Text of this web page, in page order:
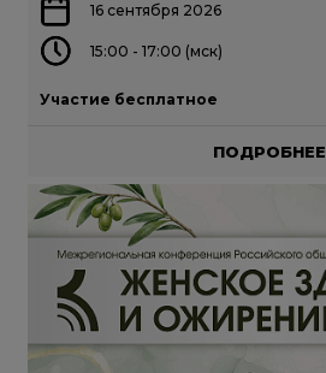
16 сентября 2026
15:00 - 17:00 (мск)
Участие бесплатное
ПОДРОБНЕЕ